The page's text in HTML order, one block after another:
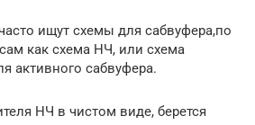
ищут схемы для сабвуфера,по
как схема НЧ, или схема
активного сабвуфера.
НЧ в чистом виде, берется